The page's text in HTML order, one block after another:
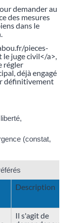
demander au
des mesures
dans le
pieces-
juge civil</a>,
régler
déjà engagé
définitivement
(constat,
Description
Il s'agit de